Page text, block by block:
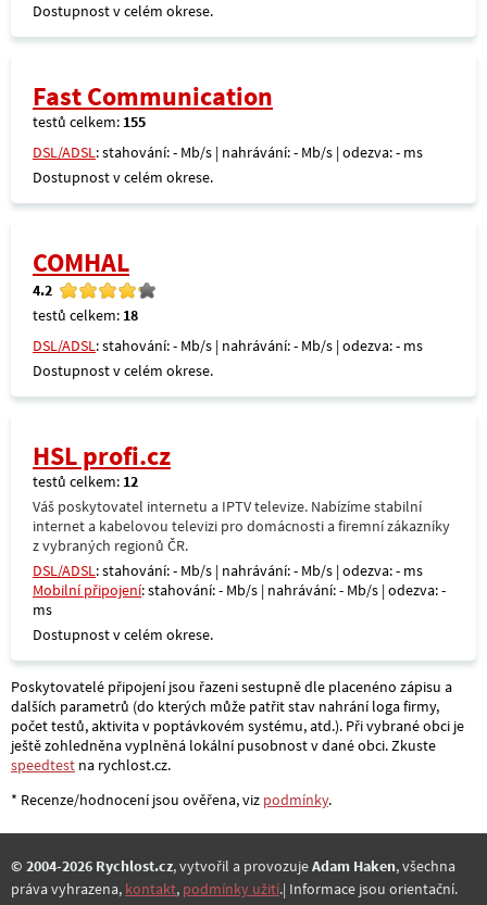
Dostupnost v celém okrese.
Fast Communication
testů celkem: 155
DSL/ADSL: stahování: - Mb/s | nahrávání: - Mb/s | odezva: - ms
Dostupnost v celém okrese.
COMHAL
4.2
testů celkem: 18
DSL/ADSL: stahování: - Mb/s | nahrávání: - Mb/s | odezva: - ms
Dostupnost v celém okrese.
HSL profi.cz
testů celkem: 12
Váš poskytovatel internetu a IPTV televize. Nabízíme stabilní
internet a kabelovou televizi pro domácnosti a firemní zákazníky
z vybraných regionů ČR.
DSL/ADSL: stahování: - Mb/s | nahrávání: - Mb/s | odezva: - ms
Mobilní připojení: stahování: - Mb/s | nahrávání: - Mb/s | odezva: -
ms
Dostupnost v celém okrese.
Poskytovatelé připojení jsou řazeni sestupně dle placenéno zápisu a
dalších parametrů (do kterých může patřit stav nahrání loga firmy,
počet testů, aktivita v poptávkovém systému, atd.). Při vybrané obci je
ještě zohledněna vyplněná lokální pusobnost v dané obci. Zkuste
speedtest na rychlost.cz.
* Recenze/hodnocení jsou ověřena, viz podmínky.
© 2004-2026 Rychlost.cz, vytvořil a provozujeAdam Haken, všechna
práva vyhrazena, kontakt, podmínky užití.| Informace jsou orientační.